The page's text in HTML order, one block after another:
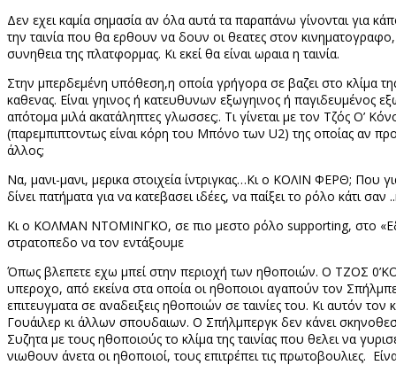
Δεν εχει καμία σημασία αν όλα αυτά τα παραπάνω γίνονται για
την ταινία που θα ερθουν να δουν οι θεατες στον κινηματογραφο,
συνηθεια της πλατφορμας. Κι εκεί θα είναι ωραια η ταινία.
Στην μπερδεμένη υπόθεση,η οποία γρήγορα σε βαζει στο κλίμα
καθενας. Είναι γηινος ή κατευθυνων εξωγηινος ή παγιδευμένος
απότομα μιλά ακατάληπτες γλωσσες;. Τι γίνεται με τον Τζός Ο’
(παρεμπιπτοντως είναι κόρη του Μπόνο των U2) της οποίας αν
άλλος;
Να, μανι-μανι, μερικα στοιχεία ίντριγκας…Κι ο ΚΟΛΙΝ ΦΕΡΘ;
δίνει πατήματα για να κατεβασει ιδέες, να παίξει το ρόλο κάτι
Κι ο ΚΟΛΜΑΝ ΝΤΟΜΙΝΓΚΟ, σε πιο μεστο ρόλο supporting, στο
στρατοπεδο να τον εντάξουμε
Όπως βλεπετε εχω μπεί στην περιοχή των ηθοποιών. Ο ΤΖΟΣ
υπεροχο, από εκείνα στα οποία οι ηθοποιοι αγαπούν τον
επιτευγματα σε αναδειξεις ηθοποιών σε ταινίες του. Κι αυτόν
Γουάιλερ κι άλλων σπουδαιων. Ο Σπήλμπεργκ δεν κάνει
Συζητα με τους ηθοποιούς το κλίμα της ταινίας που θελει να
νιωθουν άνετα οι ηθοποιοί, τους επιτρέπει τις πρωτοβουλιες.